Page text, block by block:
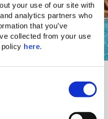
your use of our site with
analytics partners who
that you’ve
collected from your use
here.
ist die perfekte